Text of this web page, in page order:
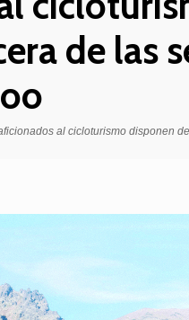
de las
al cicloturismo disponen